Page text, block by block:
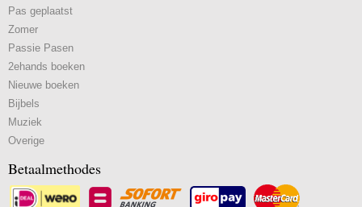
Pas geplaatst
Zomer
Passie Pasen
2ehands boeken
Nieuwe boeken
Bijbels
Muziek
Overige
Betaalmethodes